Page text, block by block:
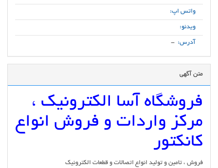
واتس اپ:
ویدئو:
آدرس: -
متن آگهی
فروشگاه آسا الکترونیک ،
مرکز واردات و فروش انواع
کانکتور
فروش ، تامین و تولید انواع اتصالات و قطعات الکترونیک